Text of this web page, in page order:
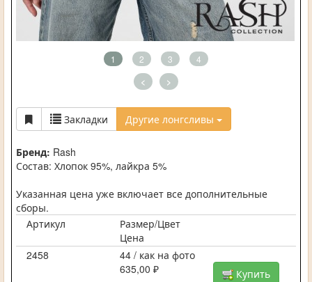
1 2 3 4
< >
Закладки Другие лонгсливы
Бренд: Rash
Состав: Хлопок 95%, лайкра 5%
Указанная цена уже включает все дополнительные
сборы.
Артикул
Размер/Цвет
Цена
2458
44 / как на фото
635,00 ₽
Купить